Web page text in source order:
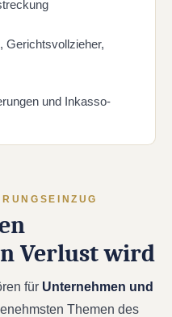
Gerichtsvollzieher,
und Inkasso-
Verlust wird
für Unternehmen und
Themen des